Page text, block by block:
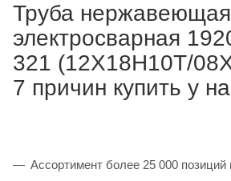
Труба нержавеющая
электросварная
321 (12Х18Н10Т/
7 причин купить у
Ассортимент более 25 000 позиций